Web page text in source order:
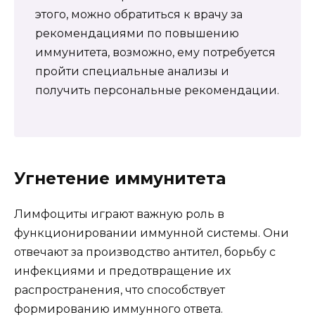
этого, можно обратиться к врачу за
рекомендациями по повышению
иммунитета, возможно, ему потребуется
пройти специальные анализы и
получить персональные рекомендации.
Угнетение иммунитета
Лимфоциты играют важную роль в
функционировании иммунной системы. Они
отвечают за производство антител, борьбу с
инфекциями и предотвращение их
распространения, что способствует
формированию иммунного ответа.